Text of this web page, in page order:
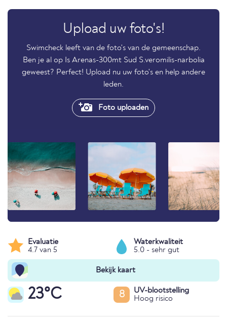
Upload uw foto's!
Swimcheck leeft van de foto's van de gemeenschap.
Ben je al op Is Arenas-300mt Sud S.veromilis-narbolia
geweest? Perfect! Upload nu uw foto's en help andere
leden.
Foto uploaden
Evaluatie
4.7 van 5
Waterkwaliteit
5.0 - sehr gut
Bekijk kaart
23°C 8
UV-blootstelling
Hoog risico